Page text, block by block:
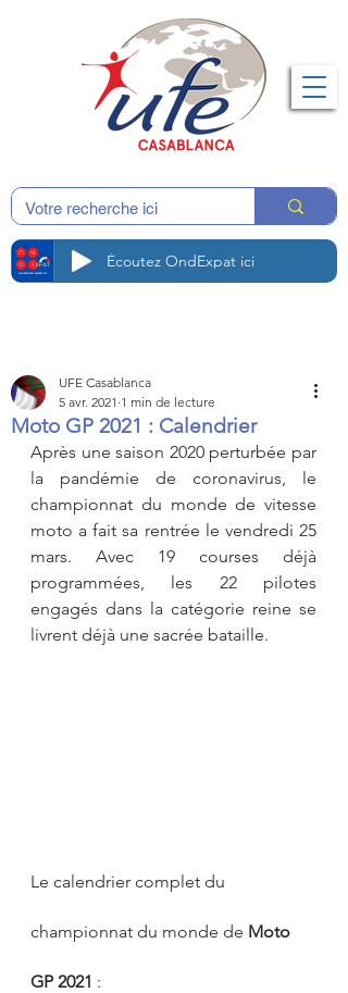
Écoutez OndExpat ici
Moto GP 2021 : Calendrier
UFE Casablanca
5 avr. 2021 1 min de lecture
Après une saison 2020 perturbée par
la pandémie de coronavirus, le
championnat du monde de vitesse
moto a fait sa rentrée le vendredi 25
mars. Avec 19 courses déjà
programmées, les 22 pilotes
engagés dans la catégorie reine se
livrent déjà une sacrée bataille.
Le calendrier complet du
championnat du monde de Moto
GP 2021 :